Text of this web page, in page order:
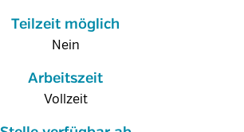
Teilzeit möglich
Nein
Arbeitszeit
Vollzeit